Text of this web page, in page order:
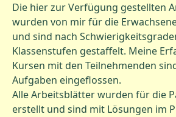
Die hier zur Verfügung gestellten
wurden von mir für die
und sind nach
Klassenstufen gestaffelt. Meine
Kursen mit den Teilnehmenden
Aufgaben eingeflossen.
Alle Arbeitsblätter wurden für die
erstellt und sind mit Lösungen im